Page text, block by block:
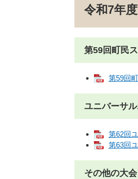
令和7年
第59回町民
第59回
ユニバーサ
第62回
第63回
その他の大会